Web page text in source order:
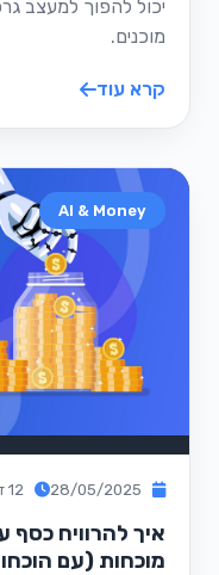
מוכנים.
קרא עוד
AI & Money
מוכחות (עם